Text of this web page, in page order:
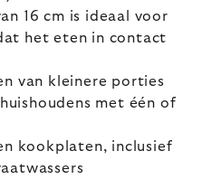
16 cm is ideaal voor
het eten in contact
van kleinere porties
met één of
kookplaten, inclusief